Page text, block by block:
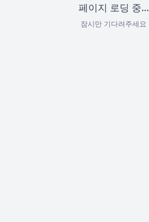
페이지 로딩 중...
잠시만 기다려주세요